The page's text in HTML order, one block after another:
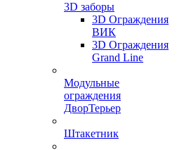
3D заборы
3D Ограждения
ВИК
3D Ограждения
Grand Line
Модульные
ограждения
ДворТерьер
Штакетник